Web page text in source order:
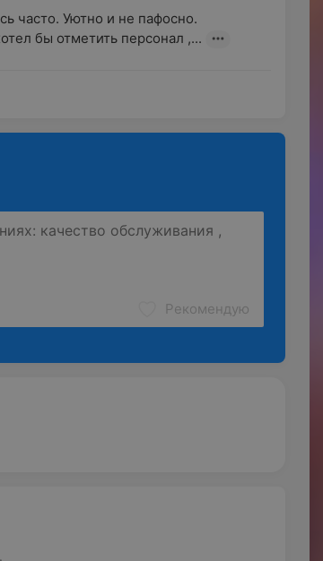
часто. Уютно и не пафосно.
бы отметить персонал ,...
Рекомендую